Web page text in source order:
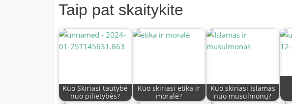
Taip pat skaitykite
Kuo Skiriasi tautybė
nuo pilietybės?
Kuo skiriasi etika ir
moralė?
Kuo skiriasi Islamas
nuo musulmonų?